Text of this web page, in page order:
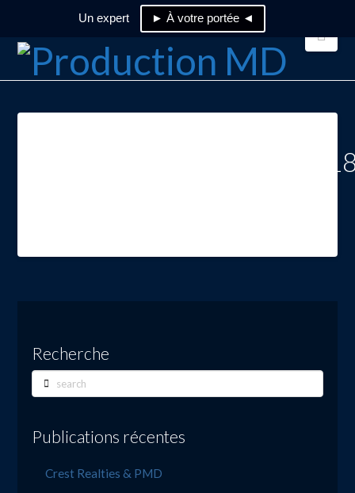
Un expert ► À votre portée ◄
Recherche
Search
Publications récentes
Crest Realties & PMD